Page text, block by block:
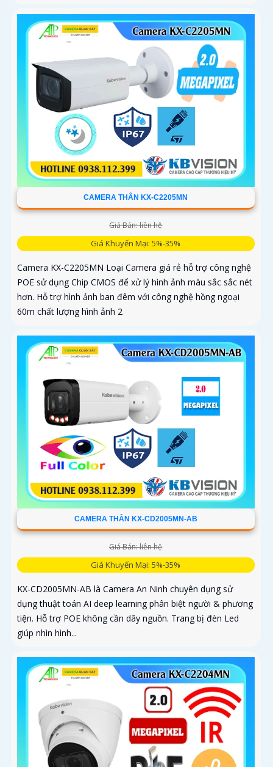
CAMERA THÂN KX-C2205MN
Giá Bán: liên hệ
Giá Khuyến Mại: 5%-35%
Camera KX-C2205MN Loại Camera giá rẻ hỗ trợ công nghệ
POE sử dụng Chip CMOS để xử lý hình ảnh màu sắc sắc nét
hơn. Hỗ trợ hình ảnh ban đêm với công nghệ hồng ngoại
60m chất lượng hình ảnh 2
CAMERA THÂN KX-CD2005MN-AB
Giá Bán: liên hệ
Giá Khuyến Mại: 5%-35%
KX-CD2005MN-AB là Camera An Ninh chuyên dụng sử
dụng thuật toán AI deep learning phân biệt người & phương
tiện. Hỗ trợ POE không cần dây nguồn. Trang bị đèn Led
giúp nhìn hình...